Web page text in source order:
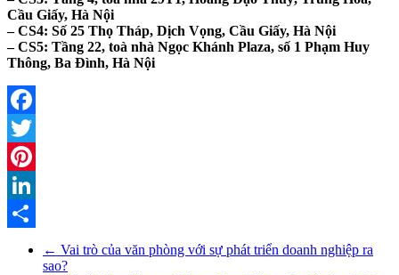
Cầu Giấy, Hà Nội
– CS4: Số 25 Thọ Tháp, Dịch Vọng, Cầu Giấy, Hà Nội
– CS5: Tầng 22, toà nhà Ngọc Khánh Plaza, số 1 Phạm Huy
Thông, Ba Đình, Hà Nội
Facebook
Twitter
Pinterest
LinkedIn
← Vai trò của văn phòng với sự phát triển doanh nghiệp ra
sao?